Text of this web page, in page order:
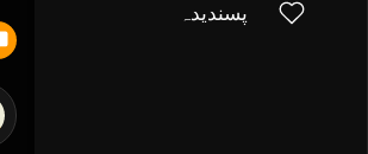
پسندیدہ